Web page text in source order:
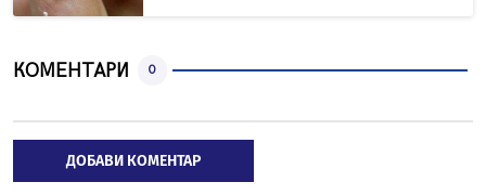
КОМЕНТАРИ 0
ДОБАВИ КОМЕНТАР